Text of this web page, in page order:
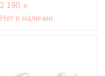
2 190 руб.
o
Нет в наличии